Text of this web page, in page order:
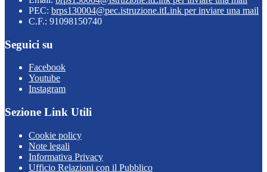
PEC: brps130004@pec.istruzione.itLink per inviare una mail
C.F.: 91098150740
Seguici su
Facebook
Youtube
Instagram
Sezione Link Utili
Cookie policy
Note legali
Informativa Privacy
Ufficio Relazioni con il Pubblico